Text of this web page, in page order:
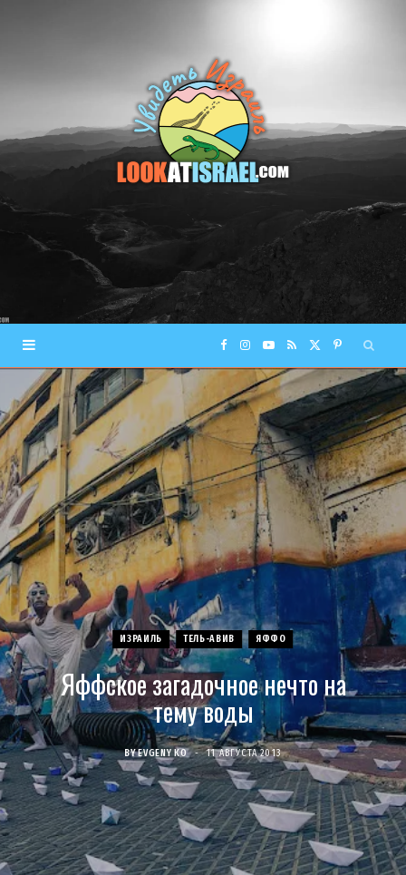
F
c
e
b
o
o
k
I
n
t
a
g
r
a
m
Y
o
u
T
b
e
R
(
w
i
t
r
)
P
i
n
t
e
r
e
s
t
ИЗРАИЛЬ ТЕЛЬ-АВИВ ЯФФО
Яффское загадочное нечто на
тему воды
BY EVGENY KO 11 АВГУСТА 2013